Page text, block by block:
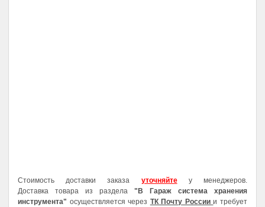
Стоимость доставки заказа уточняйтеу менеджеров.
Доставка товара из раздела "В Гараж система хранения
инструмента" осуществляется через ТК Почту Россиии требует